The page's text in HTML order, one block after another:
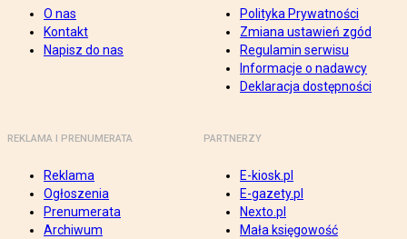
O nas
Kontakt
Napisz do nas
Polityka Prywatności
Zmiana ustawień zgód
Regulamin serwisu
Informacje o nadawcy
Deklaracja dostępności
REKLAMA I PRENUMERATA
Reklama
Ogłoszenia
Prenumerata
Archiwum
PARTNERZY
E-kiosk.pl
E-gazety.pl
Nexto.pl
Mała księgowość